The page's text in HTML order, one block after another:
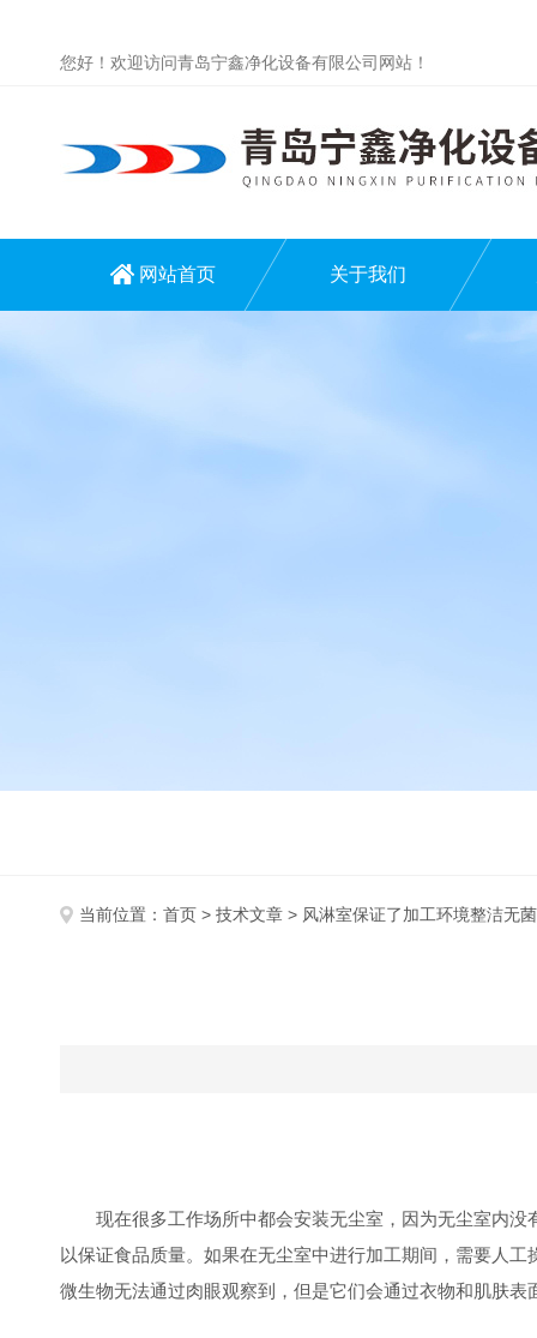
您好！欢迎访问青岛宁鑫净化设备有限公司网站！
网站首页 关于我们
当前位置： 首页 > 技术文章 > 风淋室保证了加工环境整洁无菌
现在很多工作场所中都会安装无尘室，因为无尘室内没
以保证食品质量。如果在无尘室中进行加工期间，需要人
微生物无法通过肉眼观察到，但是它们会通过衣物和肌肤